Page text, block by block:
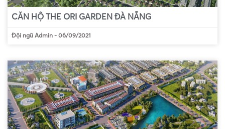
CĂN HỘ THE ORI GARDEN ĐÀ NẴNG
Đội ngũ Admin - 06/09/2021